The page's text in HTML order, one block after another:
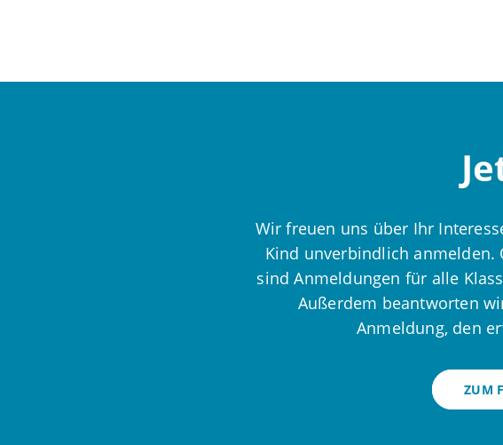
Wir freuen uns über Ihr
Kind unverbindlich
sind Anmeldungen für alle
Außerdem beantworten
Anmeldung, den
ZUM